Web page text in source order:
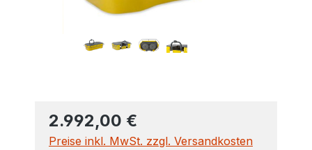
2.992,00 €
Preise inkl. MwSt. zzgl. Versandkosten